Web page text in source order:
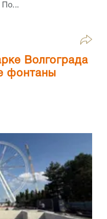
По...
Волгограда
фонтаны